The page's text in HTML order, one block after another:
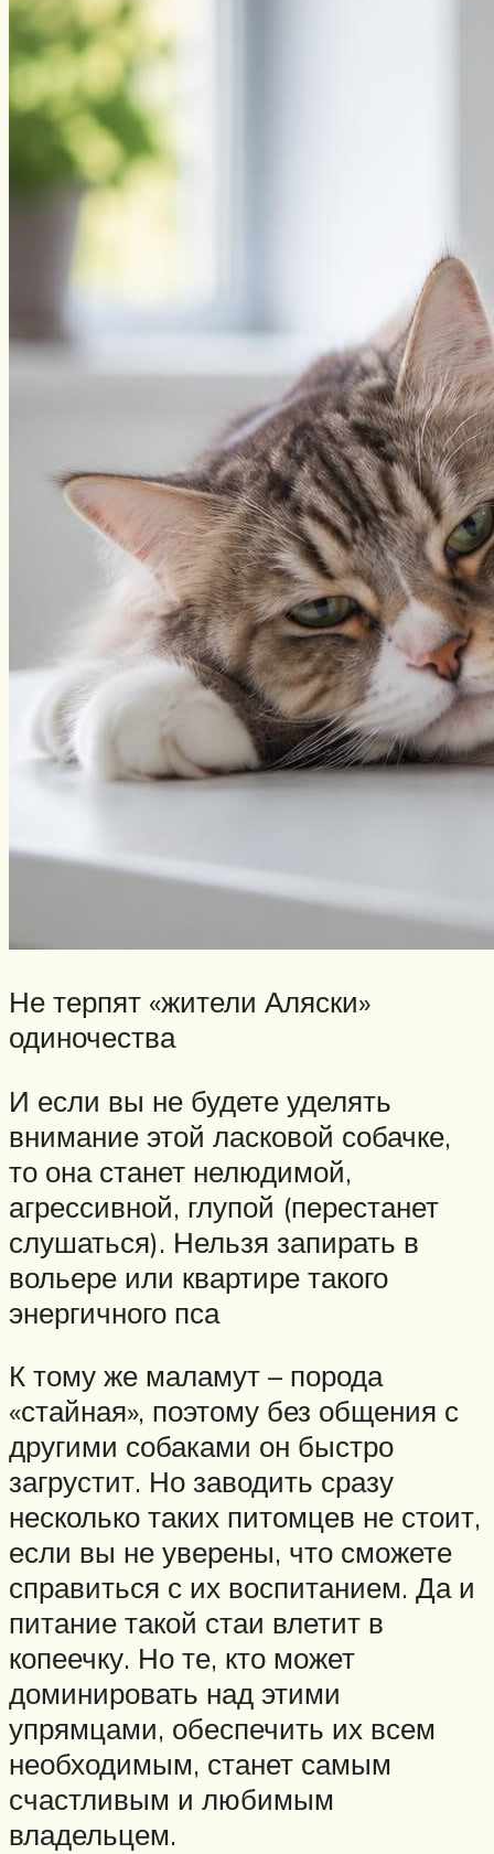
Не терпят «жители Аляски»
одиночества
И если вы не будете уделять
внимание этой ласковой собачке,
то она станет нелюдимой,
агрессивной, глупой (перестанет
слушаться). Нельзя запирать в
вольере или квартире такого
энергичного пса
К тому же маламут – порода
«стайная», поэтому без общения с
другими собаками он быстро
загрустит. Но заводить сразу
несколько таких питомцев не стоит,
если вы не уверены, что сможете
справиться с их воспитанием. Да и
питание такой стаи влетит в
копеечку. Но те, кто может
доминировать над этими
упрямцами, обеспечить их всем
необходимым, станет самым
счастливым и любимым
владельцем.